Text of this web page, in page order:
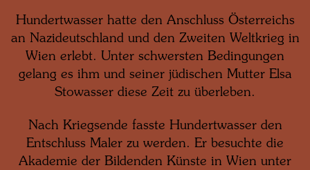
Hundertwasser hatte den Anschluss Österreichs
an Nazideutschland und den Zweiten Weltkrieg in
Wien erlebt. Unter schwersten Bedingungen
gelang es ihm und seiner jüdischen Mutter Elsa
Stowasser diese Zeit zu überleben.
Nach Kriegsende fasste Hundertwasser den
Entschluss Maler zu werden. Er besuchte die
Akademie der Bildenden Künste in Wien unter